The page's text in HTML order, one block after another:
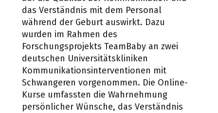
das Verständnis mit dem Personal
während der Geburt auswirkt. Dazu
wurden im Rahmen des
Forschungsprojekts TeamBaby an zwei
deutschen Universitätskliniken
Kommunikationsinterventionen mit
Schwangeren vorgenommen. Die Online-
Kurse umfassten die Wahrnehmung
persönlicher Wünsche, das Verständnis